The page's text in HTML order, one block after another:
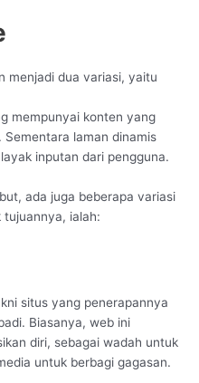
menjadi dua variasi, yaitu
mempunyai konten yang
laman dinamis
inputan dari pengguna.
ada juga beberapa variasi
tujuannya, ialah:
situs yang penerapannya
Biasanya, web ini
diri, sebagai wadah untuk
untuk berbagi gagasan.